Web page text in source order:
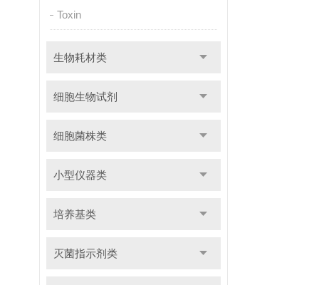
Toxin
生物耗材类
细胞生物试剂
细胞菌株类
小型仪器类
培养基类
灭菌指示剂类